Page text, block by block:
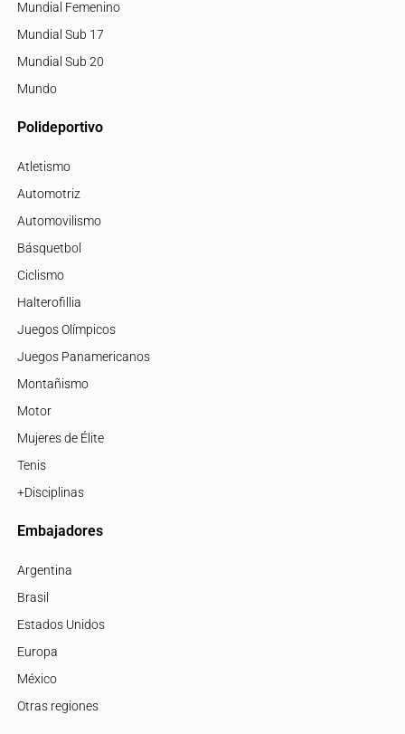
Mundial Femenino
Mundial Sub 17
Mundial Sub 20
Mundo
Polideportivo
Atletismo
Automotriz
Automovilismo
Básquetbol
Ciclismo
Halterofillia
Juegos Olímpicos
Juegos Panamericanos
Montañismo
Motor
Mujeres de Élite
Tenis
+Disciplinas
Embajadores
Argentina
Brasil
Estados Unidos
Europa
México
Otras regiones